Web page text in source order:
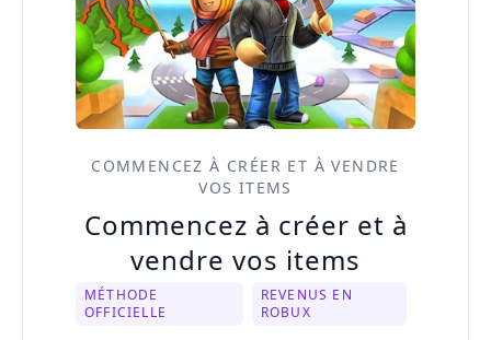
COMMENCEZ À CRÉER ET À VENDRE
VOS ITEMS
Commencez à créer et à
vendre vos items
MÉTHODE
OFFICIELLE
REVENUS EN
ROBUX